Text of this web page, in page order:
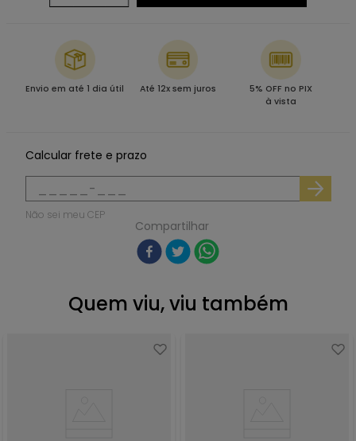
Envio em até 1 dia útil Até 12x sem juros
5% OFF no PIX
à vista
Calcular frete e prazo
Não sei meu CEP
Compartilhar
Quem viu, viu também